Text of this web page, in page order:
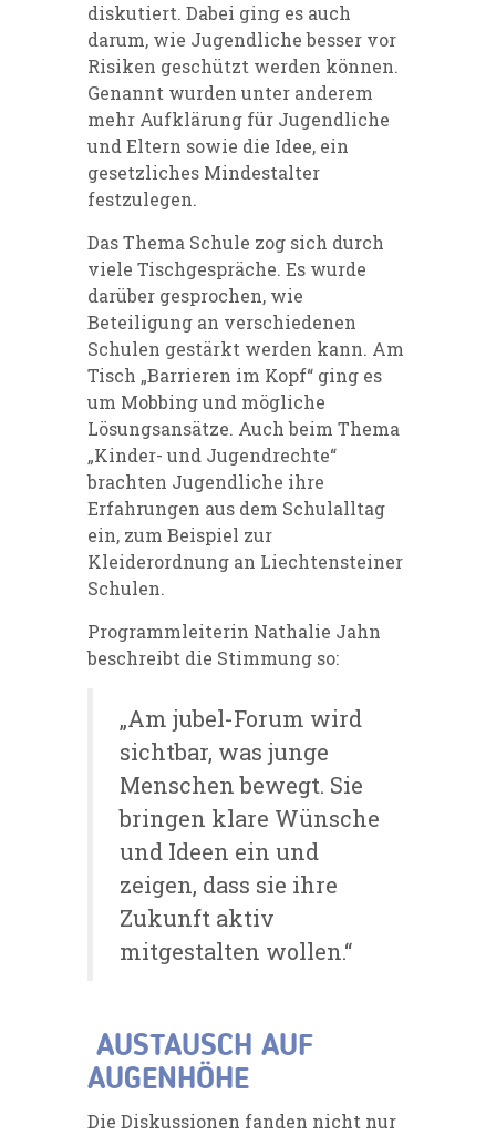
diskutiert. Dabei ging es auch
darum, wie Jugendliche besser vor
Risiken geschützt werden können.
Genannt wurden unter anderem
mehr Aufklärung für Jugendliche
und Eltern sowie die Idee, ein
gesetzliches Mindestalter
festzulegen.
Das Thema Schule zog sich durch
viele Tischgespräche. Es wurde
darüber gesprochen, wie
Beteiligung an verschiedenen
Schulen gestärkt werden kann. Am
Tisch „Barrieren im Kopf“ ging es
um Mobbing und mögliche
Lösungsansätze. Auch beim Thema
„Kinder- und Jugendrechte“
brachten Jugendliche ihre
Erfahrungen aus dem Schulalltag
ein, zum Beispiel zur
Kleiderordnung an Liechtensteiner
Schulen.
Programmleiterin Nathalie Jahn
beschreibt die Stimmung so:
„Am jubel-Forum wird
sichtbar, was junge
Menschen bewegt. Sie
bringen klare Wünsche
und Ideen ein und
zeigen, dass sie ihre
Zukunft aktiv
mitgestalten wollen.“
AUSTAUSCH AUF
AUGENHÖHE
Die Diskussionen fanden nicht nur